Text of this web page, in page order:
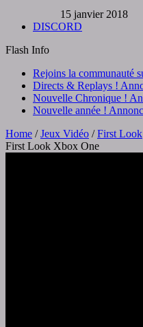
15 janvier 2018
DISCORD
Flash Info
Rejoins la communauté
Directs & Replays !
Nouvelle Chronique !
Nouvelle année !
Home / Jeux Vidéo / First Look
First Look Xbox One